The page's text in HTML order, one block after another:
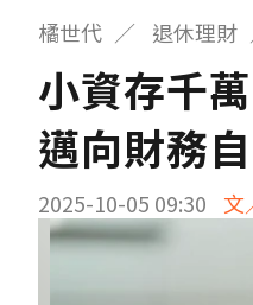
橘世代 退休理財
小資存千
邁向財務
2025-10-05 09:30 文